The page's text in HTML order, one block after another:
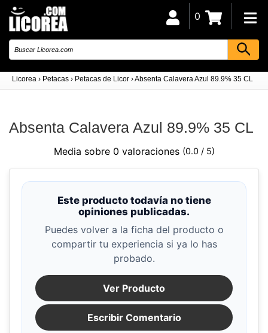
Licorea › Petacas › Petacas de Licor ›Absenta Calavera Azul 89.9% 35 CL
0
Absenta Calavera Azul 89.9% 35 CL
Media sobre 0 valoraciones (0.0 / 5)
Este producto todavía no tiene
opiniones publicadas.
Puedes volver a la ficha del producto o
compartir tu experiencia si ya lo has
probado.
Ver Producto
Escribir Comentario